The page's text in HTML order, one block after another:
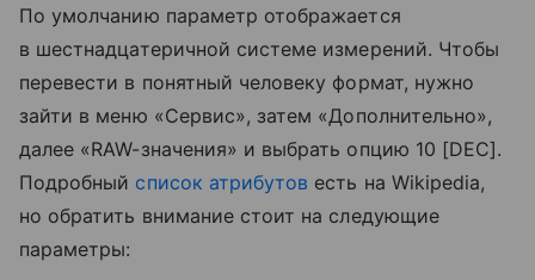
По умолчанию параметр отображается
в шестнадцатеричной системе измерений. Чтобы
перевести в понятный человеку формат, нужно
зайти в меню «Сервис», затем «Дополнительно»,
далее «RAW-значения» и выбрать опцию 10 [DEC].
Подробный список атрибутов есть на Wikipedia,
но обратить внимание стоит на следующие
параметры: